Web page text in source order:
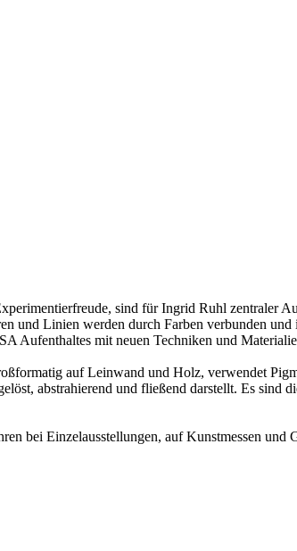
sind für Ingrid Ruhl zentraler
und Linien werden durch Farben verbunden
Aufenthaltes mit neuen Techniken und
auf Leinwand und Holz, verwendet
abstrahierend und fließend darstellt. Es
bei Einzelausstellungen, auf Kunstmessen und